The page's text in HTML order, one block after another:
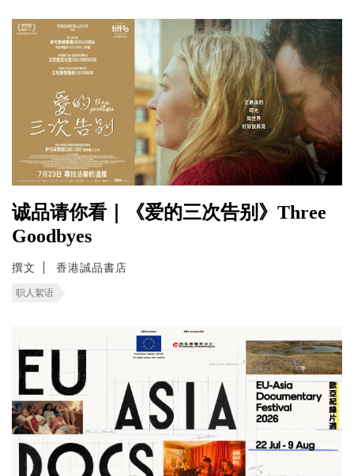
诚品请你看｜《爱的三次告别》Three
Goodbyes
撰文 香港誠品書店
职人絮语